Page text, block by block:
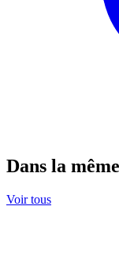
Dans la
Voir tous